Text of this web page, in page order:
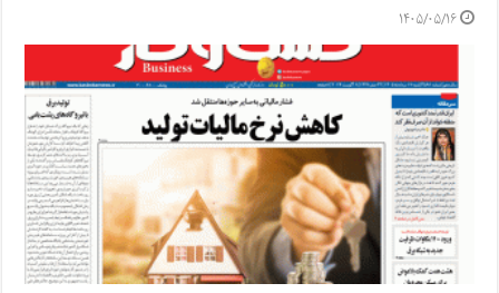
۱۴۰۵/۰۵/۱۶